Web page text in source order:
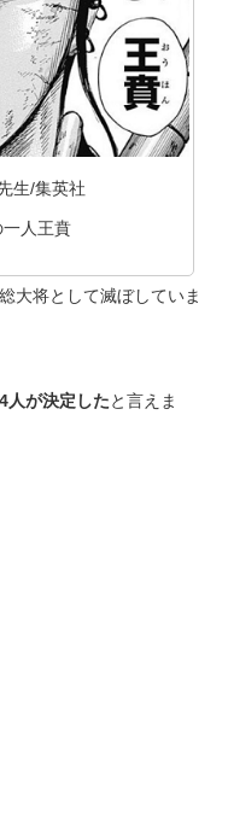
生/集英社
人王賁
大将として滅ぼしていま
4人が決定したと言えま